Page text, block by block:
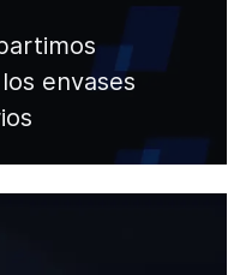
envases